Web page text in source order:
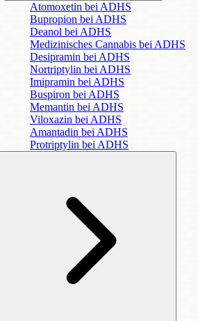
Atomoxetin bei ADHS
Bupropion bei ADHS
Deanol bei ADHS
Medizinisches Cannabis bei ADHS
Desipramin bei ADHS
Nortriptylin bei ADHS
Imipramin bei ADHS
Buspiron bei ADHS
Memantin bei ADHS
Viloxazin bei ADHS
Amantadin bei ADHS
Protriptylin bei ADHS